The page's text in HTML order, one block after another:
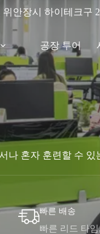
위안장시 하이테크구
공장 투어
혼자 훈련할 수 있
빠른 배송
빠른 리드 타